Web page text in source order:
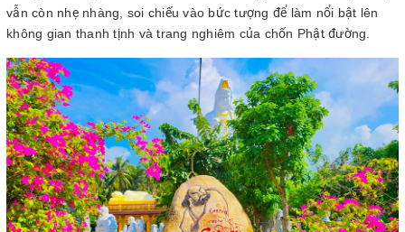
vẫn còn nhẹ nhàng, soi chiếu vào bức tượng để làm nổi bật lên
không gian thanh tịnh và trang nghiêm của chốn Phật đường.